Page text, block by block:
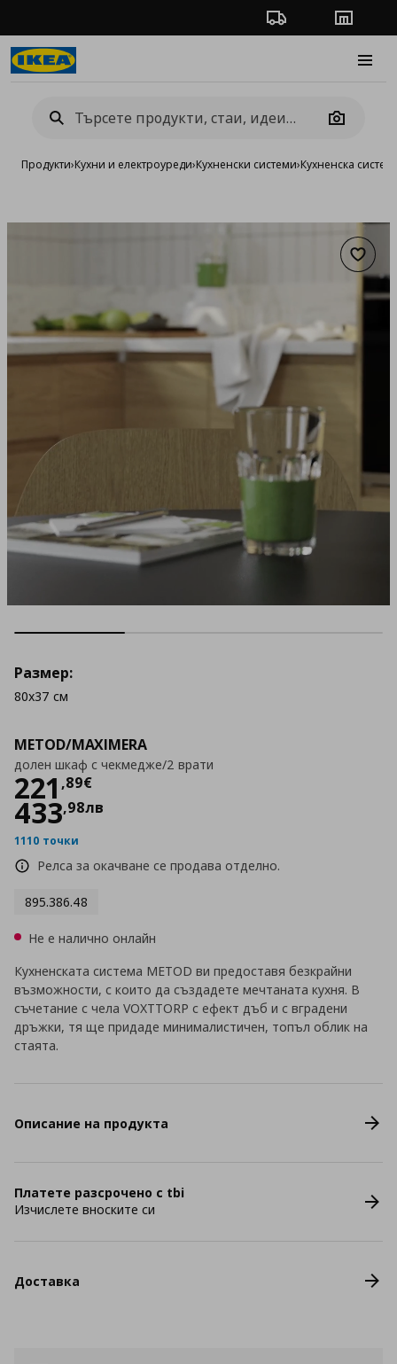
Проследяване на
Camera
Продукти›Кухни и електроуреди›Кухненски системи›Кухненска
METOD/MAXIMERA
долен шкаф с чекмедже/2 врати
221 ,89€
Цена
433,98лв
1110 точки
Релса за окачване се продава отделно.
895.386.48
Размер:
80x37 см
Не е налично онлайн
Кухненската система METOD ви предоставя безкрайни
възможности, с които да създадете мечтаната кухня. В
съчетание с чела VOXTTORP с ефект дъб и с вградени
дръжки, тя ще придаде минималистичен, топъл облик на
стаята.
Описание на продукта
Платете разсрочено с tbi
Изчислете вноските си
Доставка